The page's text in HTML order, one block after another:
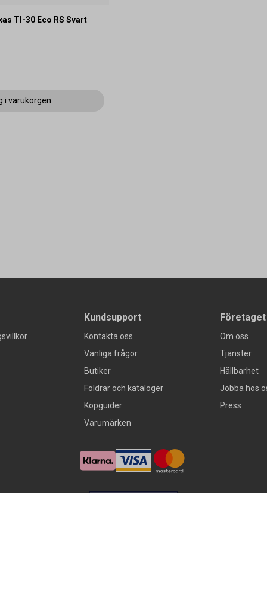
TI-30 Eco RS Svart
i varukorgen
Kundsupport
Kontakta oss
Vanliga frågor
Butiker
Foldrar och kataloger
Köpguider
Varumärken
Företaget
Om oss
Tjänster
Hållbarhet
Jobba hos
Press